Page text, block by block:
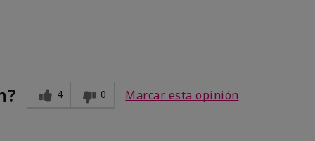
4 0 Marcar esta opinión